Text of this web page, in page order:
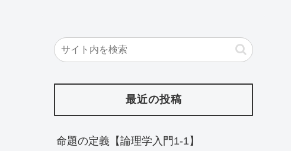
最近の投稿
命題の定義【論理学入門1-1】